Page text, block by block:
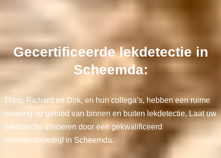
Gecertificeerde lekdetectie in
Scheemda:
Theo, Richard en Dirk, en hun collega’s, hebben een ruime
ervaring op gebied van binnen en buiten lekdetectie. Laat uw
lekdetectie uitvoeren door een gekwalificeerd
lekdetectiebedrijf in Scheemda.